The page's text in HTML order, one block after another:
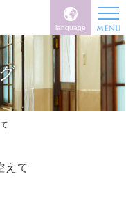
language
えて